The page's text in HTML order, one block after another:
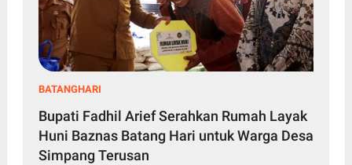
BATANGHARI
Bupati Fadhil Arief Serahkan Rumah Layak
Huni Baznas Batang Hari untuk Warga Desa
Simpang Terusan